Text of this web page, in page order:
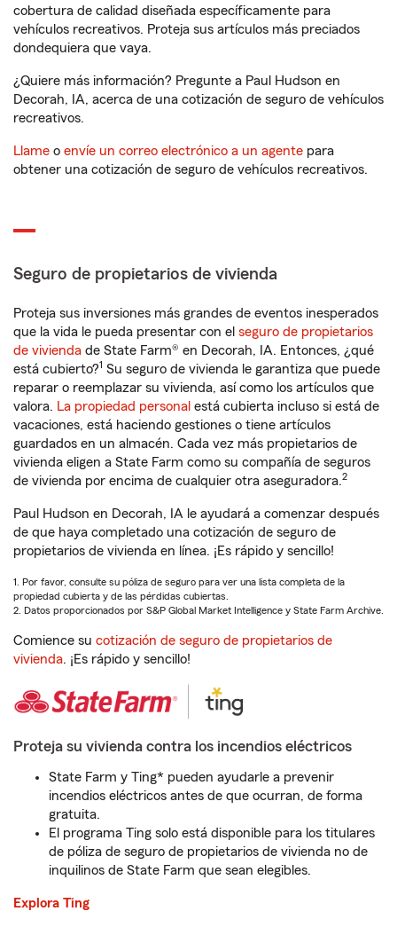
cobertura de calidad diseñada específicamente para
vehículos recreativos. Proteja sus artículos más preciados
dondequiera que vaya.
¿Quiere más información? Pregunte a Paul Hudson en
Decorah, IA, acerca de una cotización de seguro de vehículos
recreativos.
Llame o envíe un correo electrónico a un agente para
obtener una cotización de seguro de vehículos recreativos.
Seguro de propietarios de vivienda
Proteja sus inversiones más grandes de eventos inesperados
que la vida le pueda presentar con el seguro de propietarios
de vivienda de State Farm® en Decorah, IA. Entonces, ¿qué
está cubierto?1 Su seguro de vivienda le garantiza que puede
reparar o reemplazar su vivienda, así como los artículos que
valora. La propiedad personal está cubierta incluso si está de
vacaciones, está haciendo gestiones o tiene artículos
guardados en un almacén. Cada vez más propietarios de
vivienda eligen a State Farm como su compañía de seguros
de vivienda por encima de cualquier otra aseguradora.2
Paul Hudson en Decorah, IA le ayudará a comenzar después
de que haya completado una cotización de seguro de
propietarios de vivienda en línea. ¡Es rápido y sencillo!
1. Por favor, consulte su póliza de seguro para ver una lista completa de la
propiedad cubierta y de las pérdidas cubiertas.
2. Datos proporcionados por S&P Global Market Intelligence y State Farm Archive.
Comience su cotización de seguro de propietarios de
vivienda. ¡Es rápido y sencillo!
Proteja su vivienda contra los incendios eléctricos
State Farm y Ting* pueden ayudarle a prevenir
incendios eléctricos antes de que ocurran, de forma
gratuita.
El programa Ting solo está disponible para los titulares
de póliza de seguro de propietarios de vivienda no de
inquilinos de State Farm que sean elegibles.
Explora Ting